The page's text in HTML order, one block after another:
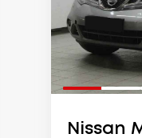
Nissan